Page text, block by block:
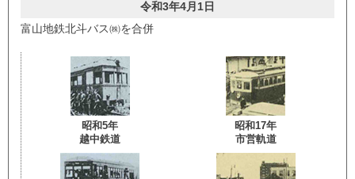
令和3年4月1日
富山地鉄北斗バス㈱を合併
昭和5年
越中鉄道
昭和17年
市営軌道